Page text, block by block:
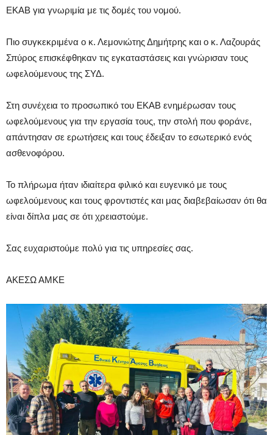
ΕΚΑΒ για γνωριμία με τις δομές του νομού.
Πιο συγκεκριμένα ο κ. Λεμονιώτης Δημήτρης και ο κ. Λαζουράς
Σπύρος επισκέφθηκαν τις εγκαταστάσεις και γνώρισαν τους
ωφελούμενους της ΣΥΔ.
Στη συνέχεια το προσωπικό του ΕΚΑΒ ενημέρωσαν τους
ωφελούμενους για την εργασία τους, την στολή που φοράνε,
απάντησαν σε ερωτήσεις και τους έδειξαν το εσωτερικό ενός
ασθενοφόρου.
Το πλήρωμα ήταν ιδιαίτερα φιλικό και ευγενικό με τους
ωφελούμενους και τους φροντιστές και μας διαβεβαίωσαν ότι θα
είναι δίπλα μας σε ότι χρειαστούμε.
Σας ευχαριστούμε πολύ για τις υπηρεσίες σας.
ΑΚΕΣΩ ΑΜΚΕ